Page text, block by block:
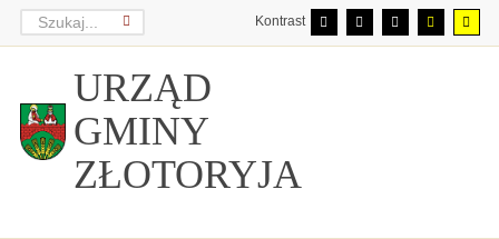
Kontrast
URZĄD
GMINY
ZŁOTORYJA